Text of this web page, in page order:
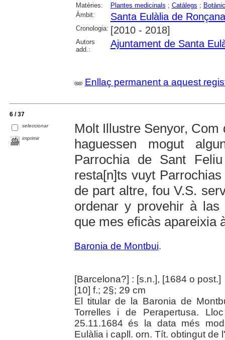
Matèries: Plantes medicinals ; Catàlegs ;
Àmbit:
Santa Eulàlia de Ronçana
Cronologia: [2010 - 2018]
Autors
add.:
Ajuntament de Santa
Enllaç permanent a aquest
6 / 37
seleccionar
imprimir
Molt Illustre Senyor,
haguessen mogut
Parrochia de Sant
resta[n]ts vuyt
de part altre, fou V.S.
ordenar y provehir à
que mes eficàs apareixia
Baronia de Montbui.
[Barcelona?] : [s.n.], [1684 o post.]
[10] f.; 2§; 29 cm
El titular de la Baronia de
Torrelles i de Perapertusa.
25.11.1684 és la data més
Eulàlia i capll. orn. Tít. obtingut de